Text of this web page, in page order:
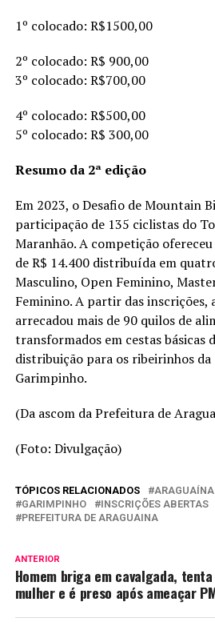
1º colocado: R$1500,00
2º colocado: R$ 900,00
3º colocado: R$700,00
4º colocado: R$500,00
5º colocado: R$ 300,00
Resumo da 2ª edição
Em 2023, o Desafio de Mountain
participação de 135 ciclistas do
Maranhão. A competição
de R$ 14.400 distribuída em
Masculino, Open Feminino,
Feminino. A partir das inscrições,
arrecadou mais de 90 quilos de
transformados em cestas básicas
distribuição para os ribeirinhos da
Garimpinho.
(Da ascom da Prefeitura de
(Foto: Divulgação)
TÓPICOS RELACIONADOS
ARAGUAÍNA
GARIMPINHO
INSCRIÇÕES ABERTAS
PREFEITURA DE ARAGUAINA
ANTERIOR
Homem briga em cavalgada,
mulher e é preso após ameaçar